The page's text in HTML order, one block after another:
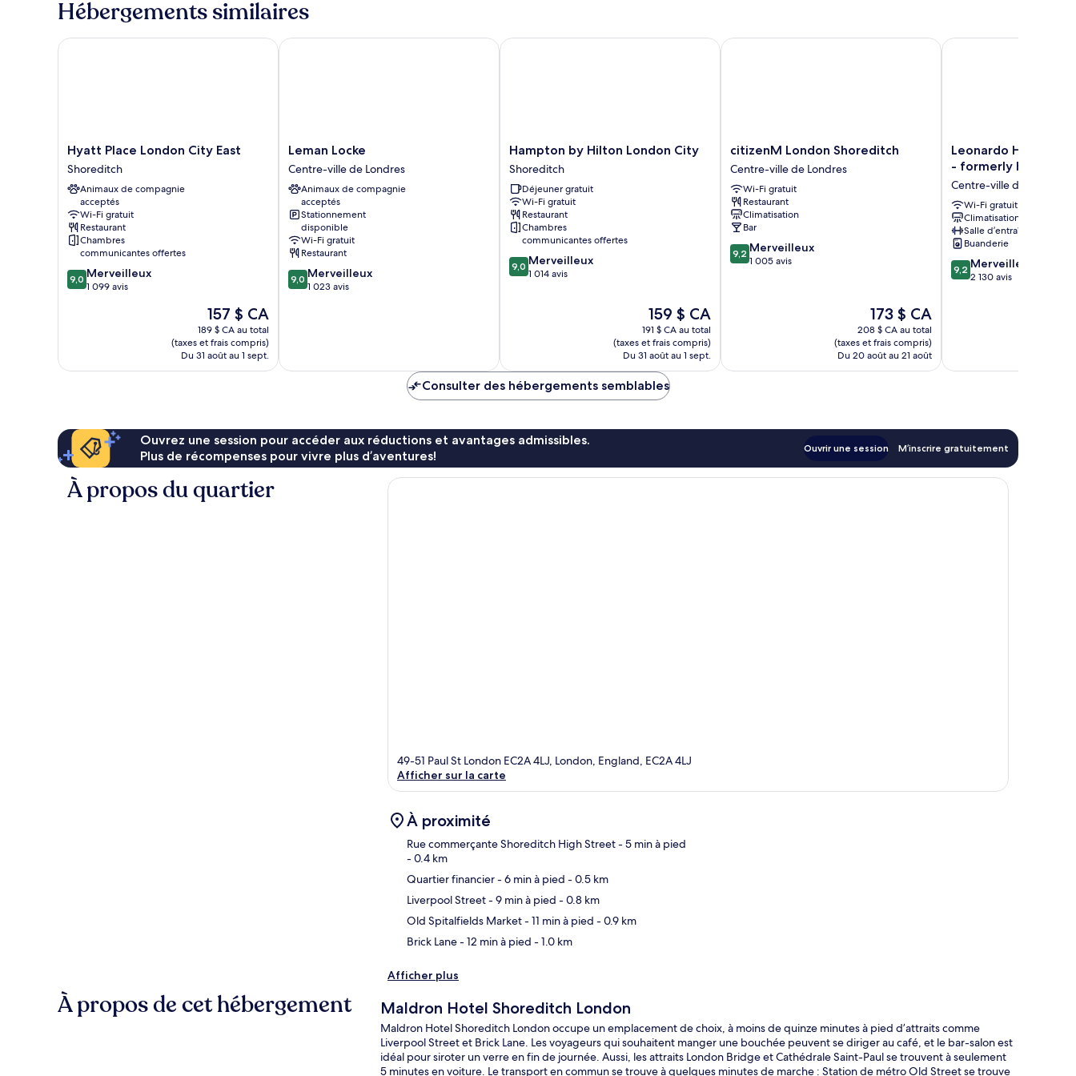
Double
Room
Room
Double
Hébergements similaires
Hyatt
Place
London
City
East
Shoreditch
Hyatt Place London City East
Shoreditch
Animaux de compagnie
acceptés
Wi-Fi gratuit
Restaurant
Chambres
communicantes offertes
9.0
sur
9,0 Merveilleux
1 099 avis
Le
prix
est
de
157 $ CA
157 $ CA
189 $ CA au total
(taxes et frais compris)
Du 31 août au 1 sept.
Hyatt Place London City East
Leman
Locke
Centre-
ville
Londres
Leman Locke
Centre-ville de Londres
Animaux de compagnie
acceptés
Stationnement
disponible
Wi-Fi gratuit
Restaurant
9.0
sur
9,0 Merveilleux
1 023 avis
Leman Locke
Hampton
by
Hilton
London
City
Shoreditch
Hampton by Hilton London City
Shoreditch
Déjeuner gratuit
Wi-Fi gratuit
Restaurant
Chambres
communicantes offertes
9.0
sur
9,0 Merveilleux
1 014 avis
Le
prix
est
de
159 $ CA
159 $ CA
191 $ CA au total
(taxes et frais compris)
Du 31 août au 1 sept.
Hampton by Hilton London City
citizenM
London
Shoreditch
Centre-
ville
de
Londres
citizenM London Shoreditch
Centre-ville de Londres
Wi-Fi gratuit
Restaurant
Climatisation
Bar
9.2
sur
9,2 Merveilleux
1 005 avis
Le
prix
est
de
173 $ CA
173 $ CA
208 $ CA au total
(taxes et frais compris)
Du 20 août au 21 août
citizenM London Shoreditch
Leonardo
Hotel
Aldgate
-
formerly
Hotel
Saint
Centre-
ville
Leonardo Hotel
- formerly Hotel
Centre-ville de Londres
Wi-Fi gratuit
Climatisation
Salle d’entraînement
Buanderie
9.2
sur
9,2 Merveilleux
2 130 avis
Leonardo Hotel
Consulter des hébergements semblables
Ouvrez une session pour accéder aux réductions et avantages admissibles.
Plus de récompenses pour vivre plus d’aventures!
Ouvrir une session M’inscrire gratuitement
À propos du quartier
49-51 Paul St London EC2A 4LJ, London, England, EC2A 4LJ
Afficher sur la carte
À proximité
Rue commerçante Shoreditch High Street- 5 min à pied
- 0.4 km
Quartier financier- 6 min à pied - 0.5 km
Liverpool Street- 9 min à pied - 0.8 km
Old Spitalfields Market- 11 min à pied - 0.9 km
Brick Lane- 12 min à pied - 1.0 km
Afficher plus
À propos de cet hébergement Maldron Hotel Shoreditch London
Maldron Hotel Shoreditch London occupe un emplacement de choix, à moins de quinze minutes à pied d’attraits comme
Liverpool Street et Brick Lane. Les voyageurs qui souhaitent manger une bouchée peuvent se diriger au café, et le bar-salon est
idéal pour siroter un verre en fin de journée. Aussi, les attraits London Bridge et Cathédrale Saint-Paul se trouvent à seulement
5 minutes en voiture. Le transport en commun se trouve à quelques minutes de marche : Station de métro Old Street se trouve